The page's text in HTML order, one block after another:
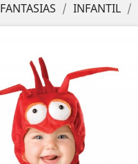
FANTASIAS INFANTIL